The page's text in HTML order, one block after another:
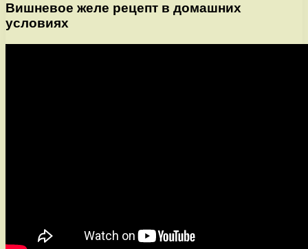
Вишневое желе рецепт в домашних
условиях